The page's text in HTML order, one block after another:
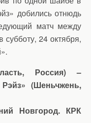
добились отнюдь
матч между
24 октября,
Россия) –
(Шеньчжень,
Новгород. КРК